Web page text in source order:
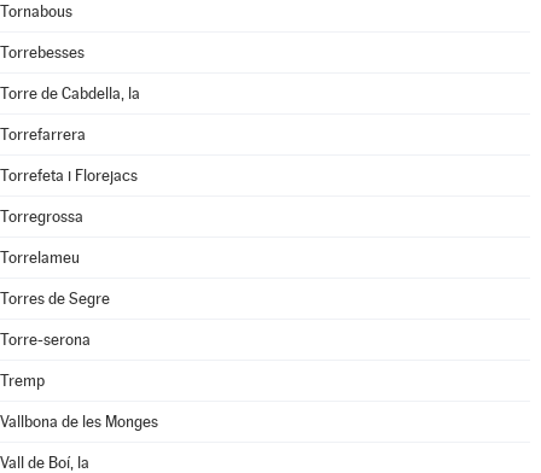
Tornabous
Torrebesses
Torre de Cabdella, la
Torrefarrera
Torrefeta i Florejacs
Torregrossa
Torrelameu
Torres de Segre
Torre-serona
Tremp
Vallbona de les Monges
Vall de Boí, la